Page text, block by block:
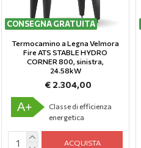
CONSEGNA GRATUITA
Termocamino a Legna Velmora
Fire ATS STABLE HYDRO
CORNER 800, sinistra,
24.58kW
€ 2.304,00
A+
Classe di efficienza
energetica
ACQUISTA